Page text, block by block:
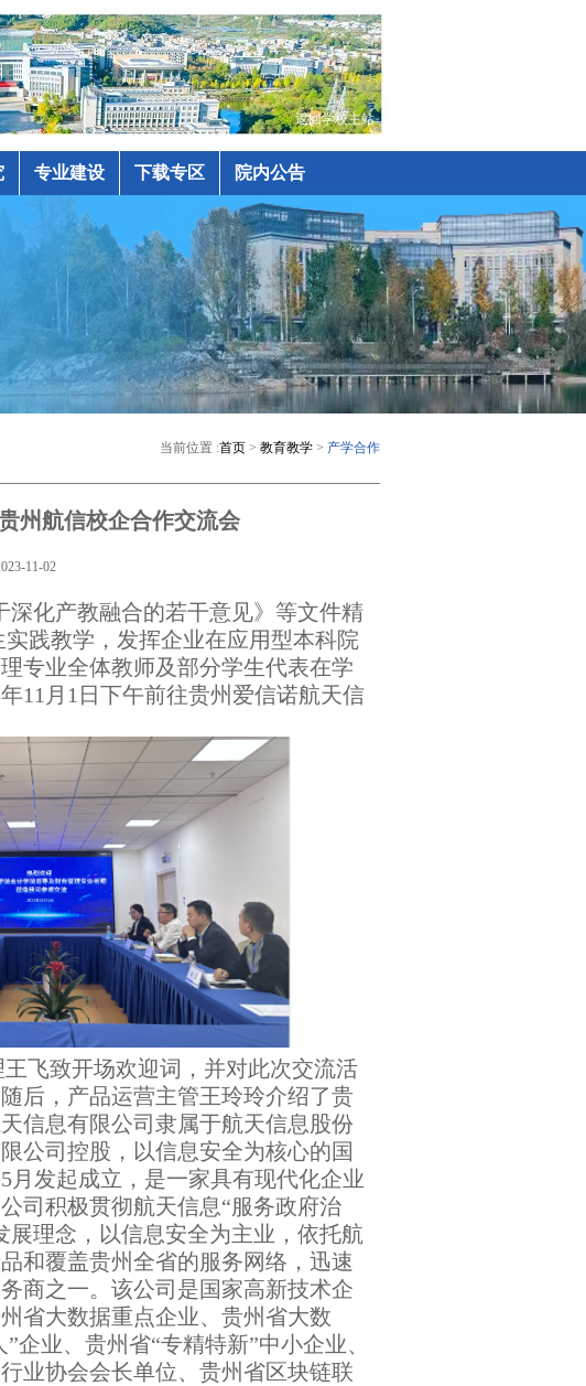
返回学校主站
专业建设 下载专区 院内公告
当前位置 :首页 > 教育教学 > 产学合作
州航信校企合作交流会
11-02
深化产教融合的若干意见》等文件精
践教学，发挥企业在应用型本科院
专业全体教师及部分学生代表在学
11月1日下午前往贵州爱信诺航天信
致开场欢迎词，并对此次交流活
后，产品运营主管王玲玲介绍了贵
信息有限公司隶属于航天信息股份
公司控股，以信息安全为核心的国
月发起成立，是一家具有现代化企业
司积极贯彻航天信息“服务政府治
理念，以信息安全为主业，依托航
和覆盖贵州全省的服务网络，迅速
商之一。该公司是国家高新技术企
省大数据重点企业、贵州省大数
企业、贵州省“专精特新”中小企业、
业协会会长单位、 贵州省区块链联